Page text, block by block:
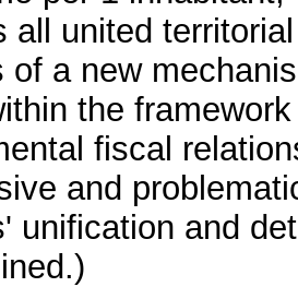
all united
of a new
the
fiscal
and
unification and